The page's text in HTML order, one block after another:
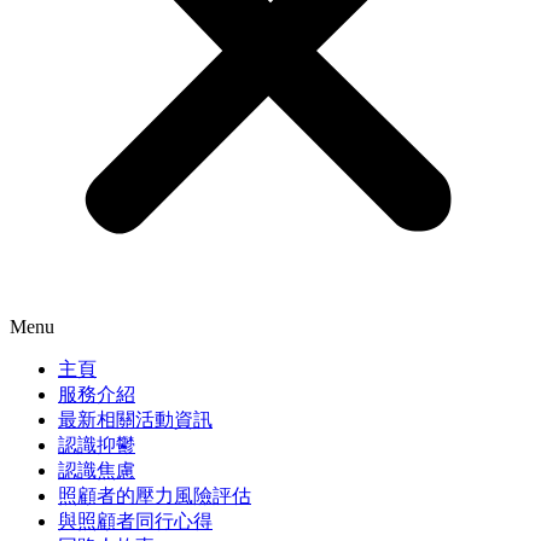
Menu
主頁
服務介紹
最新相關活動資訊
認識抑鬱
認識焦慮
照顧者的壓力風險評估
與照顧者同行心得